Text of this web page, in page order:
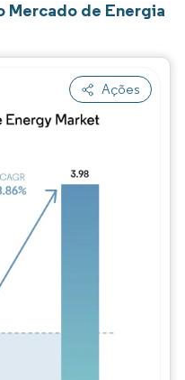
Mercado de Energia
Ações
© Mordor Intelligence. O reuso